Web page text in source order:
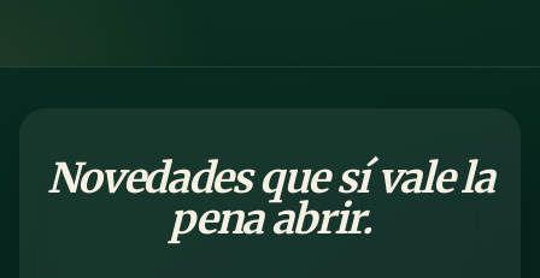
Novedades que sí vale la
pena abrir.